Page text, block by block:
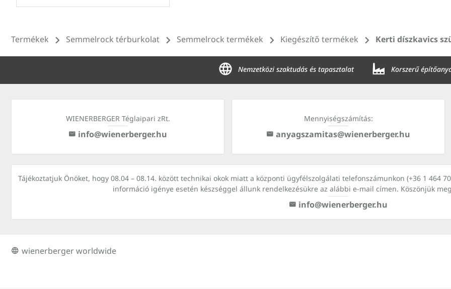
Termékek Semmelrock térburkolat Semmelrock termékek Kiegészítő termékek Kerti díszkavics
Nemzetközi szaktudás és tapasztalat Korszerű
WIENERBERGER Téglaipari zRt.
info@wienerberger.hu
Mennyiségszámítás:
anyagszamitas@wienerberger.hu
Tájékoztatjuk Önöket, hogy 08.04 – 08.14. között technikai okok miatt a központi ügyfélszolgálati telefonszámunkon (+36 1 464
információ igénye esetén készséggel állunk rendelkezésükre az alábbi e-mail címen. Köszönjük
info@wienerberger.hu
wienerberger worldwide